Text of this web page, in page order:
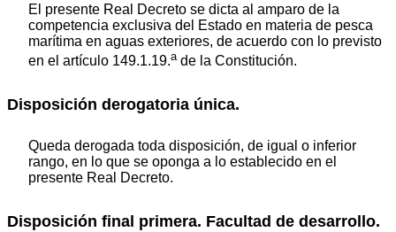
El presente Real Decreto se dicta al amparo de la
competencia exclusiva del Estado en materia de pesca
marítima en aguas exteriores, de acuerdo con lo previsto
en el artículo 149.1.19.ade la Constitución.
Disposición derogatoria única.
Queda derogada toda disposición, de igual o inferior
rango, en lo que se oponga a lo establecido en el
presente Real Decreto.
Disposición final primera. Facultad de desarrollo.